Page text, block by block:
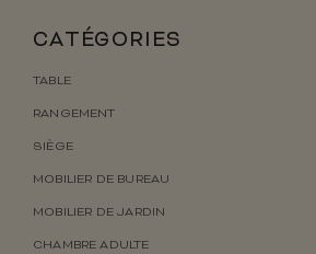
CATÉGORIES
TABLE
RANGEMENT
SIÈGE
MOBILIER DE BUREAU
MOBILIER DE JARDIN
CHAMBRE ADULTE